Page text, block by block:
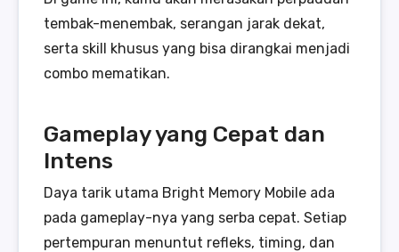
tembak-menembak, serangan jarak dekat,
serta skill khusus yang bisa dirangkai menjadi
combo mematikan.
Gameplay yang Cepat dan
Intens
Daya tarik utama Bright Memory Mobile ada
pada gameplay-nya yang serba cepat. Setiap
pertempuran menuntut refleks, timing, dan